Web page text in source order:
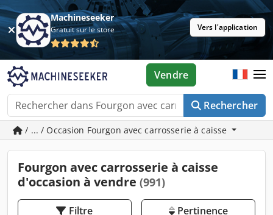
Machineseeker
Gratuit sur le store Vers l'application
Rechercher
Vendre
/ ... / Occasion Fourgon avec carrosserie à caisse
Fourgon avec carrosserie à caisse
d'occasion à vendre (991)
Filtre Pertinence